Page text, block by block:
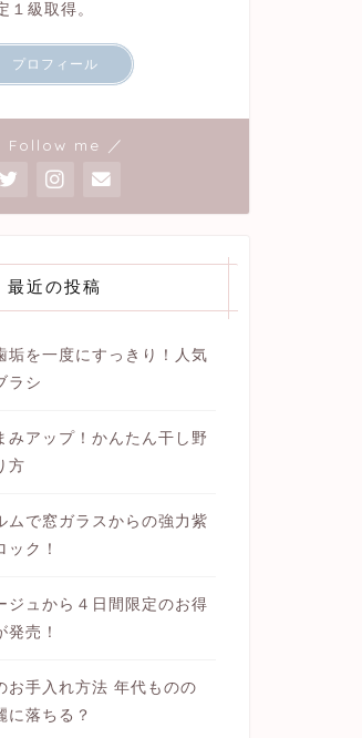
１級取得。
プロフィール
Follow me ／
最近の投稿
垢を一度にすっきり！人気
ラシ
みアップ！かんたん干し野
方
ムで窓ガラスからの強力紫
ック！
ジュから４日間限定のお得
発売！
お手入れ方法 年代ものの
に落ちる？